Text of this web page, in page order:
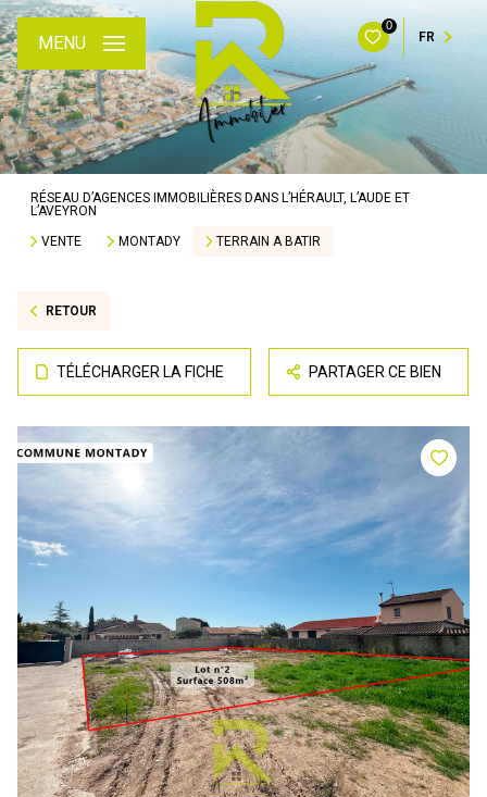
0
FR
MENU
RÉSEAU D’AGENCES IMMOBILIÈRES DANS L’HÉRAULT, L’AUDE ET
L’AVEYRON
VENTE
MONTADY TERRAIN A BATIR
RETOUR
TÉLÉCHARGER LA FICHE PARTAGER CE BIEN